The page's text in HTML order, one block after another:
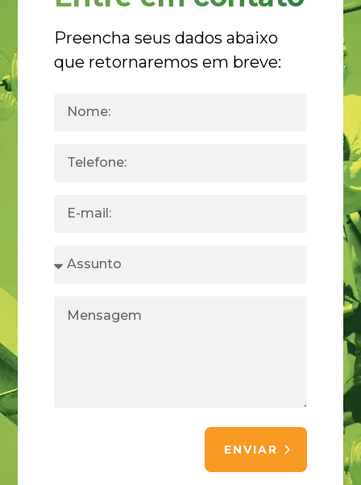
Preencha seus dados abaixo
que retornaremos em breve:
ENVIAR